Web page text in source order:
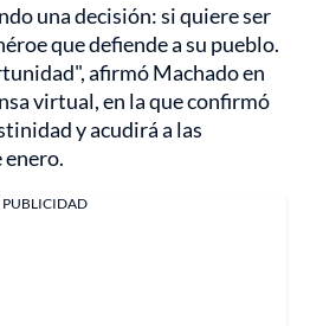
una decisión: si quiere ser
que defiende a su pueblo.
afirmó Machado en
virtual, en la que confirmó
y acudirá a las
enero.
PUBLICIDAD